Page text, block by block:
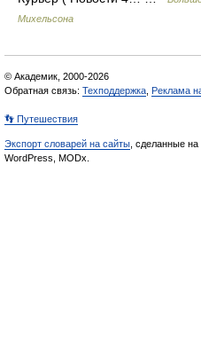
Михельсона
© Академик, 2000-2026
Обратная связь: Техподдержка Реклама
👣 Путешествия
Экспорт словарей на сайты , сделанные на
WordPress, MODx.